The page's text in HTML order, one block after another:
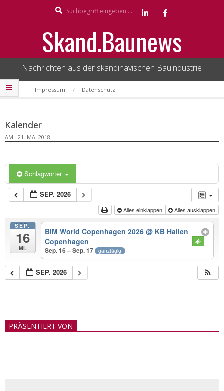
Skand.Baunews
Nachrichten aus der skandinavischen Bauindustrie
Secondary
Navigation
Impressum Datenschutz
Kalender
AM: 21. MAI 2018
Schlagwörter
SEP. 2026
Alles einklappen Alles ausklappen
SEP.
16
Mi.
BIM World Copenhagen 2026@ KB Hallen
Copenhagen
Sep. 16 – Sep. 17 ganztägig
SEP. 2026
21
PRÄSENTIERT VON